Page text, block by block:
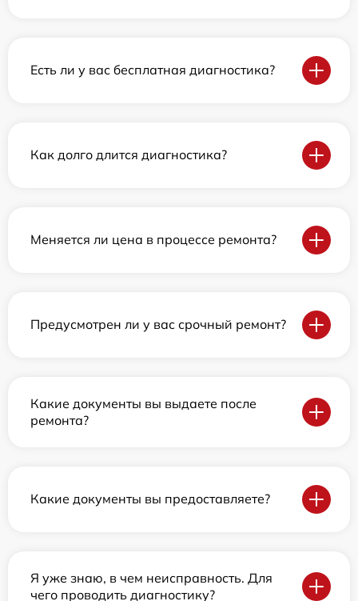
Есть ли у вас бесплатная диагностика?
Как долго длится диагностика?
Меняется ли цена в процессе ремонта?
Предусмотрен ли у вас срочный ремонт?
Какие документы вы выдаете после
ремонта?
Какие документы вы предоставляете?
Я уже знаю, в чем неисправность. Для
чего проводить диагностику?